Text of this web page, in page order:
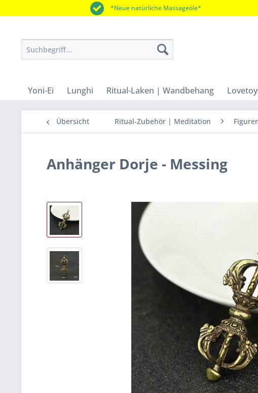
*Neue natürliche Massageöle*
Yoni-Ei Lunghi Ritual-Laken | Wandbehang
Übersicht Ritual-Zubehör | Meditation
Anhänger Dorje - Messing